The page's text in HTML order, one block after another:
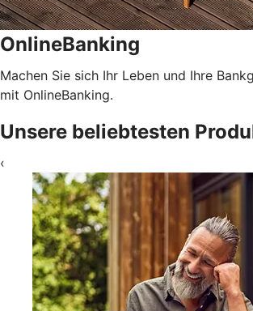
OnlineBanking
Machen Sie sich Ihr Leben und Ihre
mit OnlineBanking.
Unsere beliebtesten
‹